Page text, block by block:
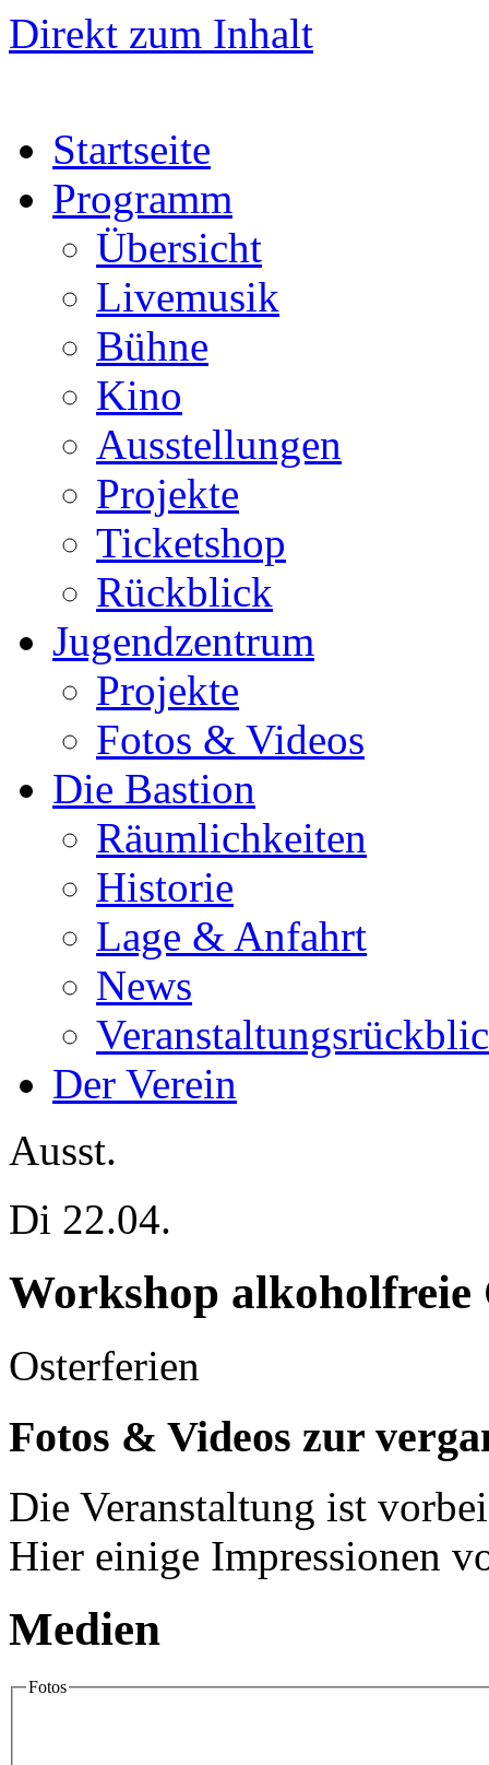
Direkt zum Inhalt
Startseite
Programm
Übersicht
Livemusik
Bühne
Kino
Ausstellungen
Projekte
Ticketshop
Rückblick
Jugendzentrum
Projekte
Fotos & Videos
Die Bastion
Räumlichkeiten
Historie
Lage & Anfahrt
News
Der Verein
Ausst.
Di 22.04.
Workshop alkoholfreie
Osterferien
Fotos & Videos zur
Die Veranstaltung ist
Hier einige Impressionen
Medien
Fotos